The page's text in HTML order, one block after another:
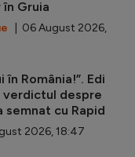
Gruia
| 06 August 2026,
în România!”. Edi
verdictul despre
cu Rapid
2026, 18:47